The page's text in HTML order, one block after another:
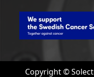
Copyright ©